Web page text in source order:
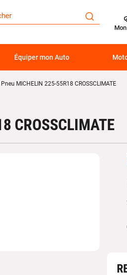
Équiper mon Auto
Pneu MICHELIN 225-55R18 CROSSCLIMATE
CROSSCLIMATE